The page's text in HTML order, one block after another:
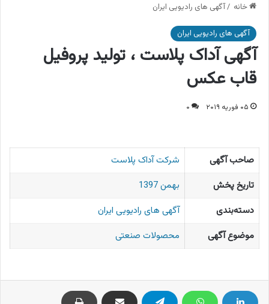
خانه /آگهی های رادیویی ایران
آگهی های رادیویی ایران
آگهی آداک پلاست ، تولید پروفیل
قاب عکس
۰۵ فوریه ۲۰۱۹ ۰
صاحب آگهی
شرکت آداک پلاست
تاریخ پخش
بهمن 1397
دسته‌بندی
آگهی های رادیویی ایران
موضوع آگهی
محصولات صنعتی